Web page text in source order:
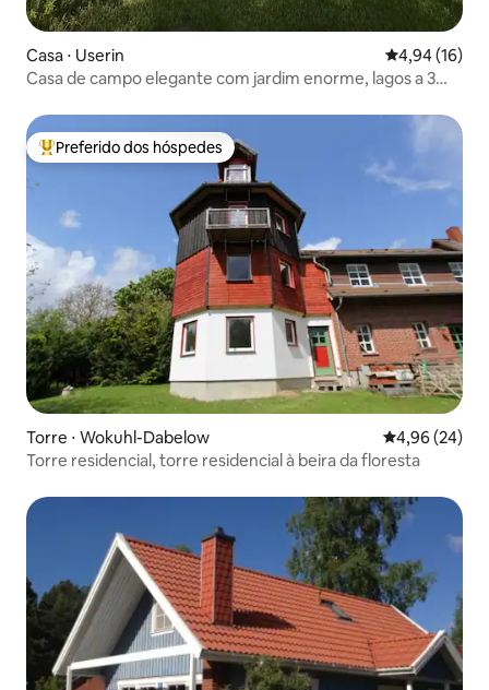
Casa ⋅ Userin 4,94 de uma
4,94 (16)
Casa de campo elegante com jardim enorme, lagos a 3
Entre os melhores preferidos dos hóspedes
Preferido dos hóspedes
Torre ⋅ Wokuhl-Dabelow 4,96 de uma
4,96 (24)
Torre residencial, torre residencial à beira da floresta